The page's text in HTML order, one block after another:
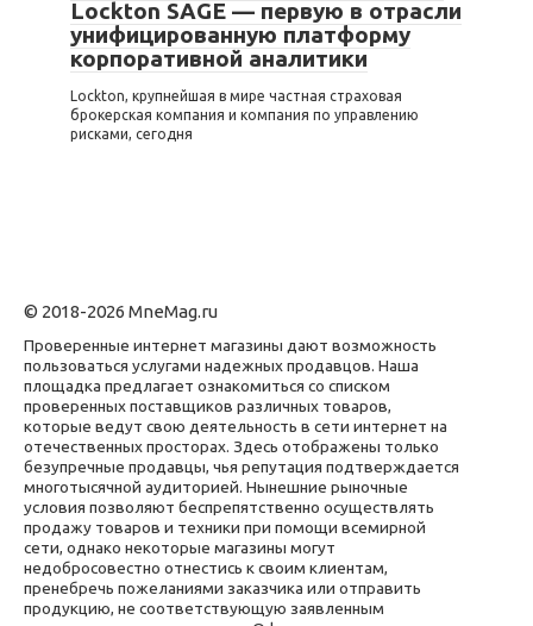
Lockton SAGE — первую в отрасли
унифицированную платформу
корпоративной аналитики
Lockton, крупнейшая в мире частная страховая
брокерская компания и компания по управлению
рисками, сегодня
© 2018-2026 MneMag.ru
Проверенные интернет магазины дают возможность
пользоваться услугами надежных продавцов. Наша
площадка предлагает ознакомиться со списком
проверенных поставщиков различных товаров,
которые ведут свою деятельность в сети интернет на
отечественных просторах. Здесь отображены только
безупречные продавцы, чья репутация подтверждается
многотысячной аудиторией. Нынешние рыночные
условия позволяют беспрепятственно осуществлять
продажу товаров и техники при помощи всемирной
сети, однако некоторые магазины могут
недобросовестно отнестись к своим клиентам,
пренебречь пожеланиями заказчика или отправить
продукцию, не соответствующую заявленным